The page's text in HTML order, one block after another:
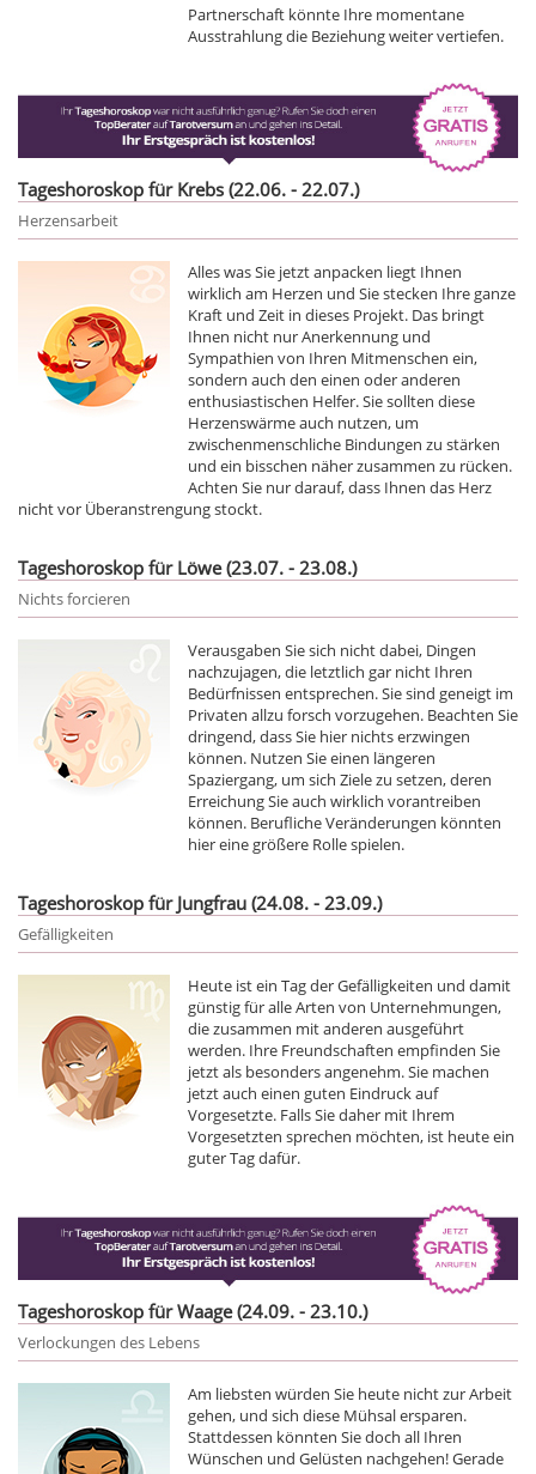
Partnerschaft könnte Ihre momentane
Ausstrahlung die Beziehung weiter vertiefen.
Tageshoroskop für Krebs (22.06. - 22.07.)
Herzensarbeit
Alles was Sie jetzt anpacken liegt Ihnen
wirklich am Herzen und Sie stecken Ihre ganze
Kraft und Zeit in dieses Projekt. Das bringt
Ihnen nicht nur Anerkennung und
Sympathien von Ihren Mitmenschen ein,
sondern auch den einen oder anderen
enthusiastischen Helfer. Sie sollten diese
Herzenswärme auch nutzen, um
zwischenmenschliche Bindungen zu stärken
und ein bisschen näher zusammen zu rücken.
Achten Sie nur darauf, dass Ihnen das Herz
nicht vor Überanstrengung stockt.
Tageshoroskop für Löwe (23.07. - 23.08.)
Nichts forcieren
Verausgaben Sie sich nicht dabei, Dingen
nachzujagen, die letztlich gar nicht Ihren
Bedürfnissen entsprechen. Sie sind geneigt im
Privaten allzu forsch vorzugehen. Beachten Sie
dringend, dass Sie hier nichts erzwingen
können. Nutzen Sie einen längeren
Spaziergang, um sich Ziele zu setzen, deren
Erreichung Sie auch wirklich vorantreiben
können. Berufliche Veränderungen könnten
hier eine größere Rolle spielen.
Tageshoroskop für Jungfrau (24.08. - 23.09.)
Gefälligkeiten
Heute ist ein Tag der Gefälligkeiten und damit
günstig für alle Arten von Unternehmungen,
die zusammen mit anderen ausgeführt
werden. Ihre Freundschaften empfinden Sie
jetzt als besonders angenehm. Sie machen
jetzt auch einen guten Eindruck auf
Vorgesetzte. Falls Sie daher mit Ihrem
Vorgesetzten sprechen möchten, ist heute ein
guter Tag dafür.
Tageshoroskop für Waage (24.09. - 23.10.)
Verlockungen des Lebens
Am liebsten würden Sie heute nicht zur Arbeit
gehen, und sich diese Mühsal ersparen.
Stattdessen könnten Sie doch all Ihren
Wünschen und Gelüsten nachgehen! Gerade